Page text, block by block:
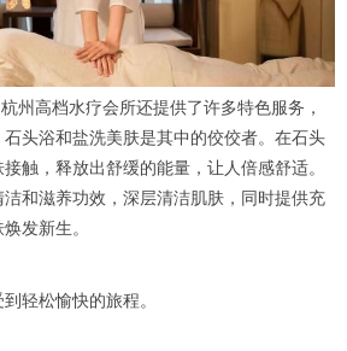
高档水疗会所还提供了许多特色服务，
头浴和盐洗美肤是其中的佼佼者。在石头
触，释放出舒缓的能量，让人倍感舒适。
和滋养功效，深层清洁肌肤，同时提供充
发新生。
轻松愉快的旅程。